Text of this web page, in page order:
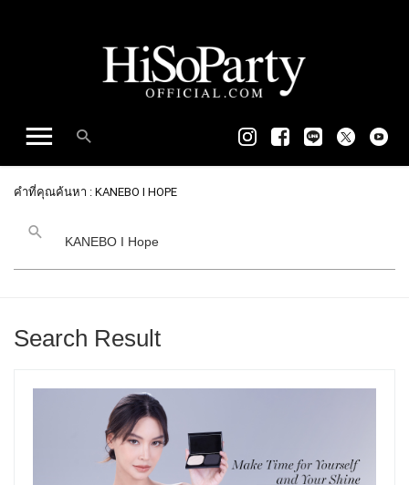
คำที่คุณค้นหา : KANEBO I HOPE
Search Result